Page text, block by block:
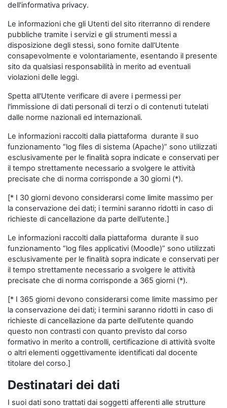
dell'informativa privacy.
Le informazioni che gli Utenti del sito riterranno di rendere
pubbliche tramite i servizi e gli strumenti messi a
disposizione degli stessi, sono fornite dall'Utente
consapevolmente e volontariamente, esentando il presente
sito da qualsiasi responsabilità in merito ad eventuali
violazioni delle leggi.
Spetta all'Utente verificare di avere i permessi per
l'immissione di dati personali di terzi o di contenuti tutelati
dalle norme nazionali ed internazionali.
Le informazioni raccolti dalla piattaforma durante il suo
funzionamento “log files di sistema (Apache)” sono utilizzati
esclusivamente per le finalità sopra indicate e conservati per
il tempo strettamente necessario a svolgere le attività
precisate che di norma corrisponde a 30 giorni (*).
[* I 30 giorni devono considerarsi come limite massimo per
la conservazione dei dati; i termini saranno ridotti in caso di
richieste di cancellazione da parte dell’utente.]
Le informazioni raccolti dalla piattaforma durante il suo
funzionamento “log files applicativi (Moodle)” sono utilizzati
esclusivamente per le finalità sopra indicate e conservati per
il tempo strettamente necessario a svolgere le attività
precisate che di norma corrisponde a 365 giorni (*).
[* I 365 giorni devono considerarsi come limite massimo per
la conservazione dei dati; i termini saranno ridotti in caso di
richieste di cancellazione da parte dell’utente quando
questo non contrasti con quanto previsto dal corso
formativo in merito a controlli, certificazione di attività svolte
o altri elementi oggettivamente identificati dal docente
titolare del corso.]
Destinatari dei dati
I suoi dati sono trattati dai soggetti afferenti alle strutture